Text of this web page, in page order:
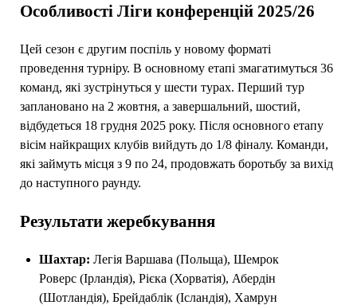
Особливості Ліги конференцій 2025/26
Цей сезон є другим поспіль у новому форматі
проведення турніру. В основному етапі змагатимуться 36
команд, які зустрінуться у шести турах. Перший тур
заплановано на 2 жовтня, а завершальний, шостий,
відбудеться 18 грудня 2025 року. Після основного етапу
вісім найкращих клубів вийдуть до 1/8 фіналу. Команди,
які займуть місця з 9 по 24, продовжать боротьбу за вихід
до наступного раунду.
Результати жеребкування
Шахтар: Легія Варшава (Польща), Шемрок
Роверс (Ірландія), Рієка (Хорватія), Абердін
(Шотландія), Брейдаблік (Ісландія), Хамрун